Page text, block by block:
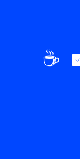
☕️
Desjardins